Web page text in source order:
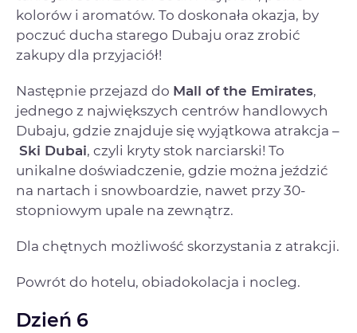
kolorów i aromatów. To doskonała okazja, by
poczuć ducha starego Dubaju oraz zrobić
zakupy dla przyjaciół!
Następnie przejazd do Mall of the Emirates,
jednego z największych centrów handlowych
Dubaju, gdzie znajduje się wyjątkowa atrakcja –
Ski Dubai, czyli kryty stok narciarski! To
unikalne doświadczenie, gdzie można jeździć
na nartach i snowboardzie, nawet przy 30-
stopniowym upale na zewnątrz.
Dla chętnych możliwość skorzystania z atrakcji.
Powrót do hotelu, obiadokolacja i nocleg.
Dzień 6